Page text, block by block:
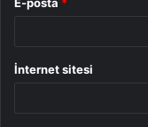
İnternet sitesi